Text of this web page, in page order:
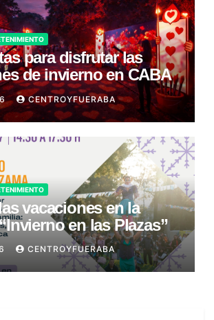
para disfrutar las
de invierno en CABA
CENTROYFUERABA
vacaciones en la
en las Plazas”
CENTROYFUERABA